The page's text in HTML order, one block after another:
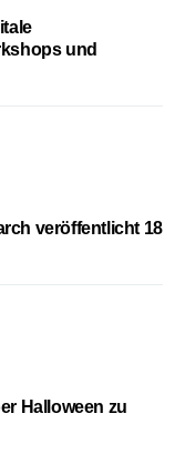
und
veröffentlicht 18
Halloween zu